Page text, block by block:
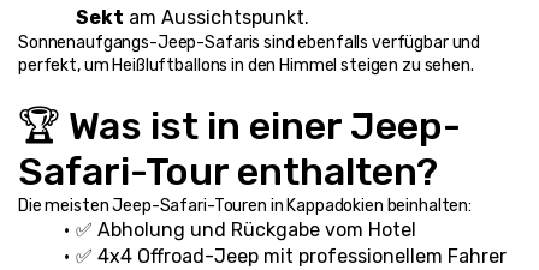
Sekt am Aussichtspunkt.
Sonnenaufgangs-Jeep-Safaris sind ebenfalls verfügbar und
perfekt, um Heißluftballons in den Himmel steigen zu sehen.
🏆 Was ist in einer Jeep-
Safari-Tour enthalten?
Die meisten Jeep-Safari-Touren in Kappadokien beinhalten:
✅ Abholung und Rückgabe vom Hotel
✅ 4x4 Offroad-Jeep mit professionellem Fahrer